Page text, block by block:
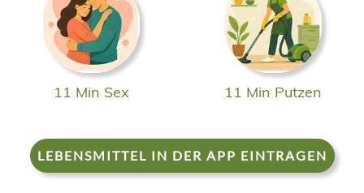
11 Min Sex 11 Min Putzen
LEBENSMITTEL IN DER APP EINTRAGEN